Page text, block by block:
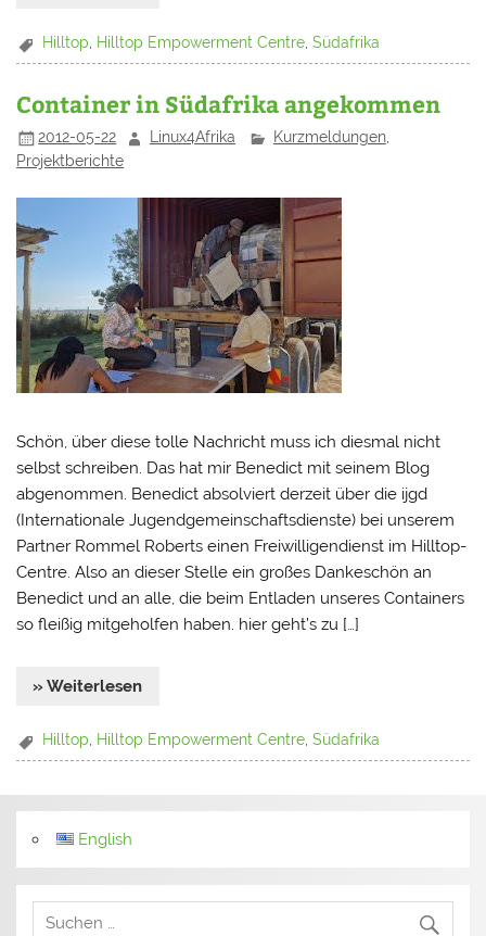
Hilltop Hilltop Empowerment Centre ,Südafrika
Container in Südafrika angekommen
2012-05-22 Linux4Afrika Kurzmeldungen,
Projektberichte
Schön, über diese tolle Nachricht muss ich diesmal nicht
selbst schreiben. Das hat mir Benedict mit seinem Blog
abgenommen. Benedict absolviert derzeit über die ijgd
(Internationale Jugendgemeinschaftsdienste) bei unserem
Partner Rommel Roberts einen Freiwilligendienst im Hilltop-
Centre. Also an dieser Stelle ein großes Dankeschön an
Benedict und an alle, die beim Entladen unseres Containers
so fleißig mitgeholfen haben. hier geht’s zu […]
» Weiterlesen
Hilltop, Hilltop Empowerment Centre,Südafrika
English